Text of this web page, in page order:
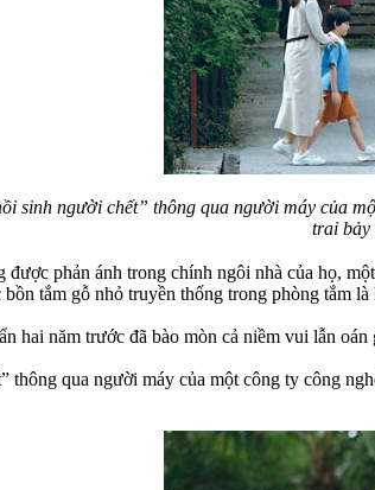
sinh người chết” thông qua người máy của
trai bảy
phản ánh trong chính ngôi nhà của họ,
tắm gỗ nhỏ truyền thống trong phòng tắm
hai năm trước đã bào mòn cả niềm vui lẫn
thông qua người máy của một công ty công